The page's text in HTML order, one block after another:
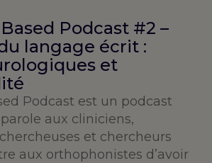
Podcast #2 –
langage écrit :
et
Podcast est un podcast
aux cliniciens,
et chercheurs
aux orthophonistes d’avoir